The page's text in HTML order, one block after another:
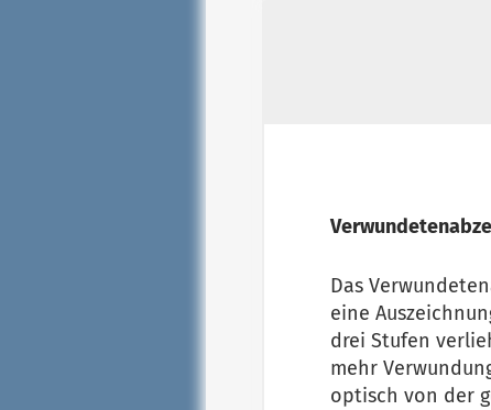
Das
eine
drei Stufen
mehr
optisch von der